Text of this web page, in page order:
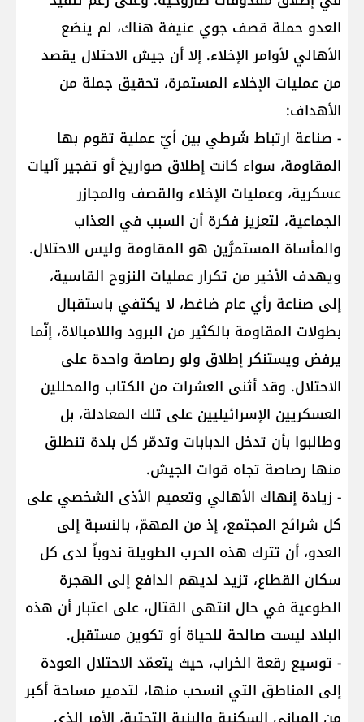
العدو حملة قصف جوي عنيفة هناك، لم ينصَع
الأهالي لأوامر الإخلاء. إلا أن جيش الاحتلال يقصد
من عمليات الإخلاء المستمرة، تحقيق جملة من
الأهداف:
- صناعة ارتباط شَرطي بين أيّ عملية تقوم بها
المقاومة، سواء كانت إطلاق صواريخ أو تفجير آليات
عسكرية، وعمليات الإخلاء والقصف والمجازر
الجماعية، لتعزيز فكرة أن السبب في العذاب
والمأساة المستمرَّين هو المقاومة وليس الاحتلال.
ويهدف الأخير من تكرار عمليات النزوح القاسية،
إلى صناعة رأي عام ضاغط، لا يكتفي باستقبال
بطولات المقاومة بالكثير من البرود واللامبالاة، إنّما
يرفض ويستنكر إطلاق ولو رصاصة واحدة على
الاحتلال. وقد أثنى العشرات من الكتاب والمحللين
العسكريين الإسرائيليين على تلك المعادلة، بل
وطالبوا بأن تدخل الدبابات وتدمّر كل بلدة تنطلق
منها رصاصة تجاه قوات الجيش.
- زيادة إنهاك الأهالي وتعميم الأذى الشخصي على
كل شرائح المجتمع، إذ من المهمّ، بالنسبة إلى
العدو، أن تترك هذه الحرب الطويلة ندوباً لدى كل
سكان القطاع، تزيد لديهم الدافع إلى الهجرة
الطوعية في حال انتهى القتال، على اعتبار أن هذه
البلاد ليست صالحة للحياة أو تكوين مستقبل.
- توسيع رقعة الخراب، حيث يتعمّد الاحتلال العودة
إلى المناطق التي انسحب منها، لتدمير مساحة أكبر